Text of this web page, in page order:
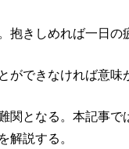
きしめれば一日の
ができなければ意味
関となる。本記事
解説する。